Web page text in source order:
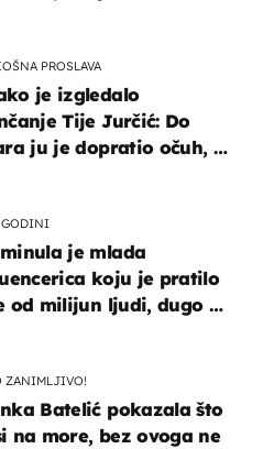
PROSLAVA
je izgledalo
Tije Jurčić: Do
ju je dopratio očuh, a
GODINI
je mlada
koju je pratilo
od milijun ljudi, dugo se
ZANIMLJIVO!
Batelić pokazala što
na more, bez ovoga ne